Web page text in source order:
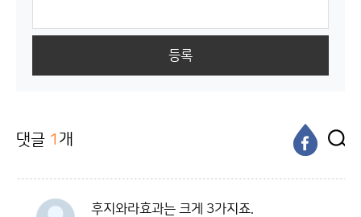
등록
댓글 1 개
후지와라효과는 크게 3가지죠.